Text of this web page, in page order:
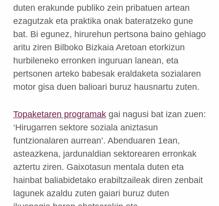
duten erakunde publiko zein pribatuen artean
ezagutzak eta praktika onak bateratzeko gune
bat. Bi egunez, hirurehun pertsona baino gehiago
aritu ziren Bilboko Bizkaia Aretoan etorkizun
hurbileneko erronken inguruan lanean, eta
pertsonen arteko babesak eraldaketa sozialaren
motor gisa duen balioari buruz hausnartu zuten.
Topaketaren programakgai nagusi bat izan zuen:
‘Hirugarren sektore soziala aniztasun
funtzionalaren aurrean’. Abenduaren 1ean,
asteazkena, jardunaldian sektorearen erronkak
aztertu ziren. Gaixotasun mentala duten eta
hainbat baliabidetako erabiltzaileak diren zenbait
lagunek azaldu zuten gaiari buruz duten